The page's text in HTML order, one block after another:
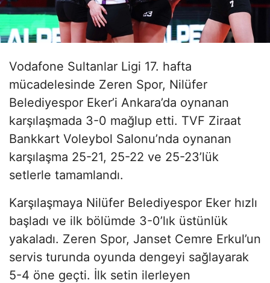
Vodafone Sultanlar Ligi 17. hafta
mücadelesinde Zeren Spor, Nilüfer
Belediyespor Eker’i Ankara’da oynanan
karşılaşmada 3-0 mağlup etti. TVF Ziraat
Bankkart Voleybol Salonu’nda oynanan
karşılaşma 25-21, 25-22 ve 25-23’lük
setlerle tamamlandı.
Karşılaşmaya Nilüfer Belediyespor Eker hızlı
başladı ve ilk bölümde 3-0’lık üstünlük
yakaladı. Zeren Spor, Janset Cemre Erkul’un
servis turunda oyunda dengeyi sağlayarak
5-4 öne geçti. İlk setin ilerleyen